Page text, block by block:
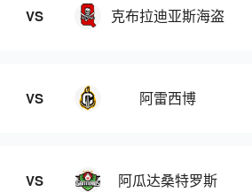
VS 克布拉迪亚斯海盗
VS 阿雷西博
VS 阿瓜达桑特罗斯